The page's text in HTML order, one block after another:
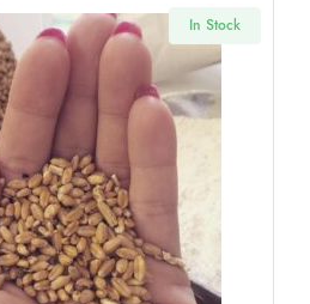
In Stock